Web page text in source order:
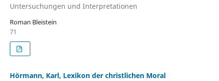
Untersuchungen und Interpretationen
Roman Bleistein
71
Hörmann, Karl, Lexikon der christlichen Moral